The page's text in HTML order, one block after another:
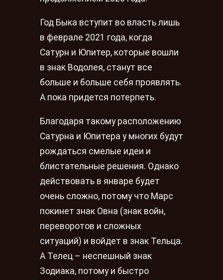
Год Быка вступит во власть лишь
в феврале 2021 года, когда
Сатурн и Юпитер, которые вошли
в знак Водолея, станут все
больше и больше себя проявлять.
А пока придется потерпеть.
Благодаря такому расположению
Сатурна и Юпитера у многих будут
рождаться смелые идеи и
блистательные решения. Однако
действовать в январе будет
очень сложно, потому что Марс
покинет знак Овна (знак войн,
переворотов и сложных
ситуаций) и войдет в знак Тельца.
А Телец – неспешный знак
Зодиака, потому и быстро